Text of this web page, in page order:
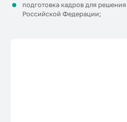
подготовка кадров для
Российской Федерации;